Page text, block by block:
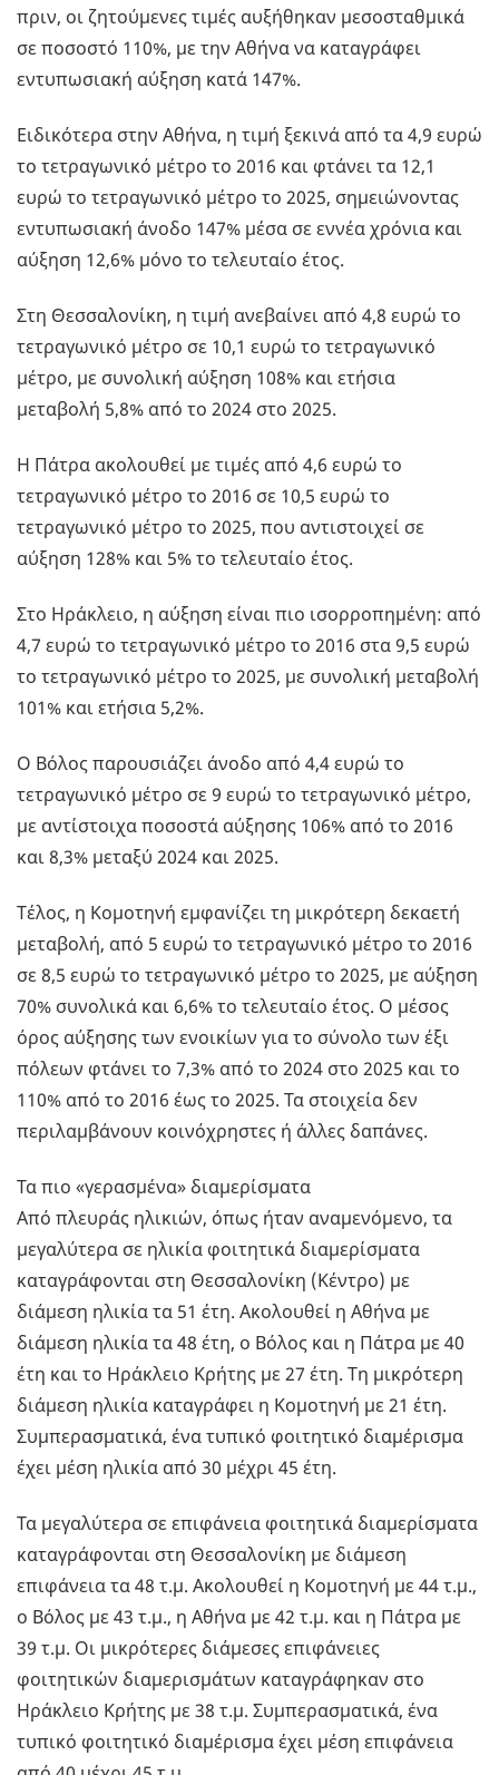
πριν, οι ζητούμενες τιμές αυξήθηκαν μεσοσταθμικά
σε ποσοστό 110%, με την Αθήνα να καταγράφει
εντυπωσιακή αύξηση κατά 147%.
Ειδικότερα στην Αθήνα, η τιμή ξεκινά από τα 4,9 ευρώ
το τετραγωνικό μέτρο το 2016 και φτάνει τα 12,1
ευρώ το τετραγωνικό μέτρο το 2025, σημειώνοντας
εντυπωσιακή άνοδο 147% μέσα σε εννέα χρόνια και
αύξηση 12,6% μόνο το τελευταίο έτος.
Στη Θεσσαλονίκη, η τιμή ανεβαίνει από 4,8 ευρώ το
τετραγωνικό μέτρο σε 10,1 ευρώ το τετραγωνικό
μέτρο, με συνολική αύξηση 108% και ετήσια
μεταβολή 5,8% από το 2024 στο 2025.
Η Πάτρα ακολουθεί με τιμές από 4,6 ευρώ το
τετραγωνικό μέτρο το 2016 σε 10,5 ευρώ το
τετραγωνικό μέτρο το 2025, που αντιστοιχεί σε
αύξηση 128% και 5% το τελευταίο έτος.
Στο Ηράκλειο, η αύξηση είναι πιο ισορροπημένη: από
4,7 ευρώ το τετραγωνικό μέτρο το 2016 στα 9,5 ευρώ
το τετραγωνικό μέτρο το 2025, με συνολική μεταβολή
101% και ετήσια 5,2%.
Ο Βόλος παρουσιάζει άνοδο από 4,4 ευρώ το
τετραγωνικό μέτρο σε 9 ευρώ το τετραγωνικό μέτρο,
με αντίστοιχα ποσοστά αύξησης 106% από το 2016
και 8,3% μεταξύ 2024 και 2025.
Τέλος, η Κομοτηνή εμφανίζει τη μικρότερη δεκαετή
μεταβολή, από 5 ευρώ το τετραγωνικό μέτρο το 2016
σε 8,5 ευρώ το τετραγωνικό μέτρο το 2025, με αύξηση
70% συνολικά και 6,6% το τελευταίο έτος. Ο μέσος
όρος αύξησης των ενοικίων για το σύνολο των έξι
πόλεων φτάνει το 7,3% από το 2024 στο 2025 και το
110% από το 2016 έως το 2025. Τα στοιχεία δεν
περιλαμβάνουν κοινόχρηστες ή άλλες δαπάνες.
Τα πιο «γερασμένα» διαμερίσματα
Από πλευράς ηλικιών, όπως ήταν αναμενόμενο, τα
μεγαλύτερα σε ηλικία φοιτητικά διαμερίσματα
καταγράφονται στη Θεσσαλονίκη (Κέντρο) με
διάμεση ηλικία τα 51 έτη. Ακολουθεί η Αθήνα με
διάμεση ηλικία τα 48 έτη, ο Βόλος και η Πάτρα με 40
έτη και το Ηράκλειο Κρήτης με 27 έτη. Τη μικρότερη
διάμεση ηλικία καταγράφει η Κομοτηνή με 21 έτη.
Συμπερασματικά, ένα τυπικό φοιτητικό διαμέρισμα
έχει μέση ηλικία από 30 μέχρι 45 έτη.
Τα μεγαλύτερα σε επιφάνεια φοιτητικά διαμερίσματα
καταγράφονται στη Θεσσαλονίκη με διάμεση
επιφάνεια τα 48 τ.μ. Ακολουθεί η Κομοτηνή με 44 τ.μ.,
ο Βόλος με 43 τ.μ., η Αθήνα με 42 τ.μ. και η Πάτρα με
39 τ.μ. Οι μικρότερες διάμεσες επιφάνειες
φοιτητικών διαμερισμάτων καταγράφηκαν στο
Ηράκλειο Κρήτης με 38 τ.μ. Συμπερασματικά, ένα
τυπικό φοιτητικό διαμέρισμα έχει μέση επιφάνεια